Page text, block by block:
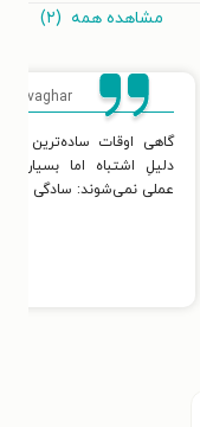
مشاهده همه (۲)
گاهی اوقات ساده‌ترین
دلیلِ اشتباه اما بسیار
عملی نمی‌شوند: سادگی